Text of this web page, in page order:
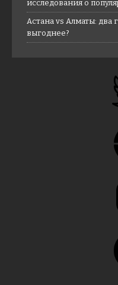
исследования о
Астана vs Алматы: два
выгоднее?